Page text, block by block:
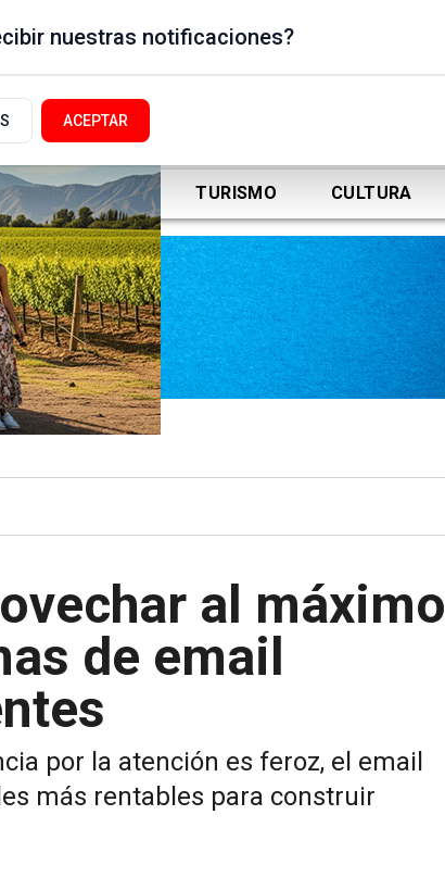
DEPORTES TURISMO CULTURA
al máximo
de email
por la atención es feroz, el email
más rentables para construir
nuestras notificaciones?
ACEPTAR